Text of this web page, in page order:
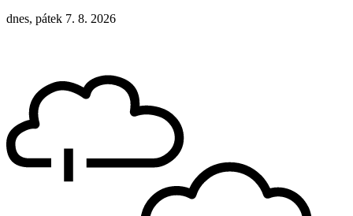
dnes, pátek 7. 8. 2026